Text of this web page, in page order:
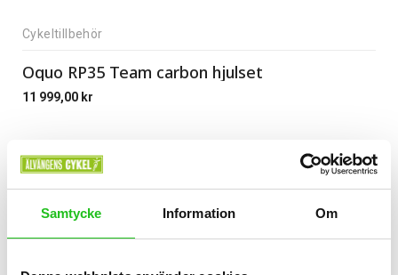
Samtycke Information Om
Cykeltillbehör
Oquo RP35 Team carbon hjulset
11 999,00 kr